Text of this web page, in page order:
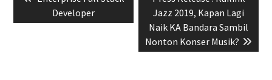
post:Developer
post:
Jazz 2019, Kapan Lagi
Naik KA Bandara Sambil
Nonton Konser Musik?